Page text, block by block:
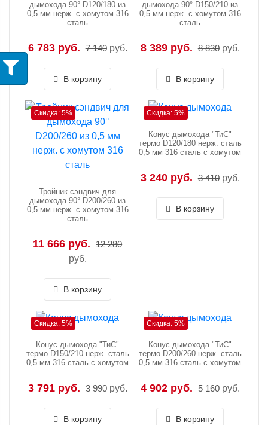
дымохода 90° D120/180 из
0,5 мм нерж. с хомутом 316
сталь
6 783 руб. 7 140 руб.
В корзину
дымохода 90° D150/210 из
0,5 мм нерж. с хомутом 316
сталь
8 389 руб. 8 830 руб.
В корзину
Скидка: 5%
Тройник сэндвич для
дымохода 90° D200/260 из
0,5 мм нерж. с хомутом 316
сталь
11 666 руб.
12 280
руб.
В корзину
Скидка: 5%
Конус дымохода "ТиС"
термо D120/180 нерж. сталь
0,5 мм 316 сталь с хомутом
3 240 руб. 3 410 руб.
В корзину
Скидка: 5%
Конус дымохода "ТиС"
термо D150/210 нерж. сталь
0,5 мм 316 сталь с хомутом
3 791 руб. 3 990 руб.
В корзину
Скидка: 5%
Конус дымохода "ТиС"
термо D200/260 нерж. сталь
0,5 мм 316 сталь с хомутом
4 902 руб. 5 160 руб.
В корзину